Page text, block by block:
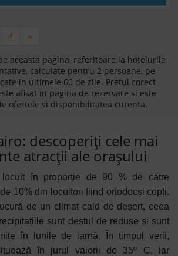
4 »
aceasta pagina, referitoare la hotelurile
calculate pentru 2 persoane, pe
în ultimele 60 de zile. Pretul corect
afisat in pagina de rezervare si este
ofertele si disponibilitatea curenta.
descoperiți cele mai
atracții ale orașului
locuit în proporție de 90 % de către
10% din locuitori fiind ortodocși copți.
de un climat cald de deșert, ceea
sunt destul de reduse și sunt
în lunile de iarnă. În timpul verii,
în jurul valorii de 35º C, iar